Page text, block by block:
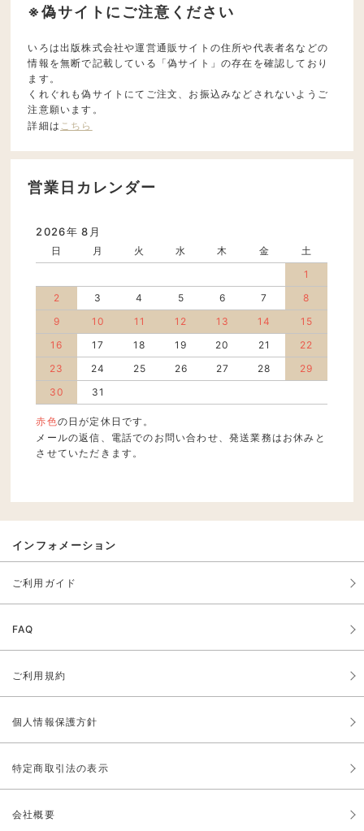
※偽サイトにご注意ください
いろは出版株式会社や運営通販サイトの住所や代表者名などの
情報を無断で記載している「偽サイト」の存在を確認しており
ます。
くれぐれも偽サイトにてご注文、お振込みなどされないようご
注意願います。
詳細は こちら
営業日カレンダー
2026年 8月
日 月 火 水 木 金
土
1
2
3 4 5 6 7
8
9
10 11 12 13 14
15
16
17 18 19 20 21
22
23
24 25 26 27 28
29
30
31
赤色の日が定休日です。
メールの返信、電話でのお問い合わせ、発送業務はお休みと
させていただきます。
インフォメーション
ご利用ガイド
FAQ
ご利用規約
個人情報保護方針
特定商取引法の表示
会社概要